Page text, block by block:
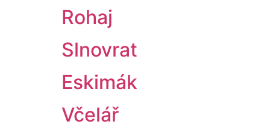
Rohaj
Slnovrat
Eskimák
Včelář